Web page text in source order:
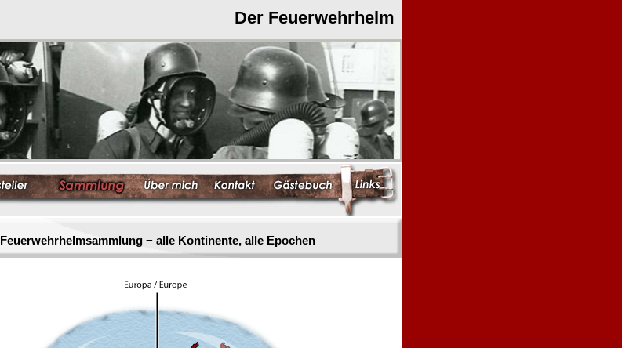
Der Feuerwehrhelm
Feuerwehrhelmsammlung − alle Kontinente, alle Epochen